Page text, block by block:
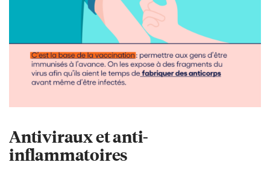
Antiviraux et anti-
inflammatoires